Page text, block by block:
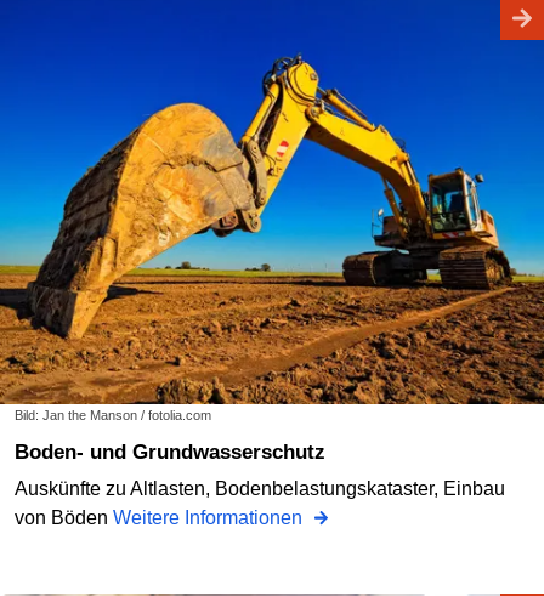
Bild: Jan the Manson / fotolia.com
Boden- und Grundwasserschutz
Auskünfte zu Altlasten, Bodenbelastungskataster, Einbau
von Böden Weitere Informationen